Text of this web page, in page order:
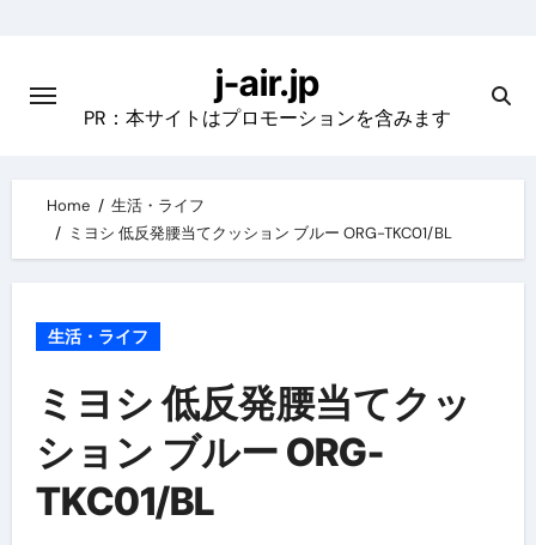
content
j-air.jp
PR：本サイトはプロモーションを含みます
Home
生活・ライフ
ミヨシ 低反発腰当てクッション ブルー ORG-TKC01/BL
生活・ライフ
ミヨシ 低反発腰当てクッ
ション ブルー ORG-
TKC01/BL